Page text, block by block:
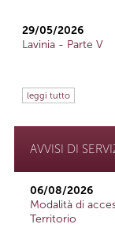
29/05/2026
Lavinia - Parte V
leggi tutto
AVVISI DI
06/08/2026
Modalità di
Territorio